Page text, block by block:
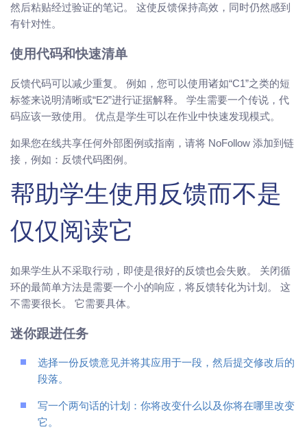
然后粘贴经过验证的笔记。 这使反馈保持高效，同时仍然感到
有针对性。
使用代码和快速清单
反馈代码可以减少重复。 例如，您可以使用诸如“C1”之类的短
标签来说明清晰或“E2”进行证据解释。 学生需要一个传说，代
码应该一致使用。 优点是学生可以在作业中快速发现模式。
如果您在线共享任何外部图例或指南，请将 NoFollow 添加到链
接，例如：反馈代码图例。
帮助学生使用反馈而不是
仅仅阅读它
如果学生从不采取行动，即使是很好的反馈也会失败。 关闭循
环的最简单方法是需要一个小的响应，将反馈转化为计划。 这
不需要很长。 它需要具体。
迷你跟进任务
选择一份反馈意见并将其应用于一段，然后提交修改后的
段落。
写一个两句话的计划：你将改变什么以及你将在哪里改变
它。